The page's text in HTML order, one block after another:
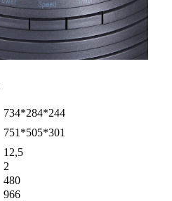
734*284*244
751*505*301
12,5
2
480
966